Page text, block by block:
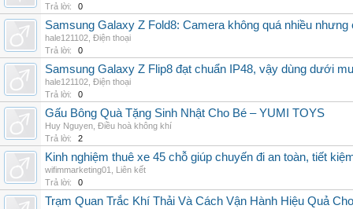
Trả lời:
0
Samsung Galaxy Z Fold8: Camera không quá nhiều nhưng
hale121102 Điện thoại
Trả lời:
0
Samsung Galaxy Z Flip8 đạt chuẩn IP48, vậy dùng dưới
hale121102 Điện thoại
Trả lời:
0
Gấu Bông Quà Tặng Sinh Nhật Cho Bé – YUMI TOYS
Huy Nguyen Điều hoà không khí
Trả lời:
2
Kinh nghiệm thuê xe 45 chỗ giúp chuyến đi an toàn, tiết
wifimmarketing01
Liên kết
Trả lời:
0
Trạm Quan Trắc Khí Thải Và Cách Vận Hành Hiệu Quả